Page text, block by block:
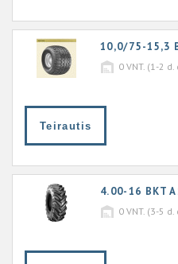
10,0/75-15,3
0 VNT. (1-2 d.
Teirautis
4.00-16 BKT
0 VNT. (3-5 d.